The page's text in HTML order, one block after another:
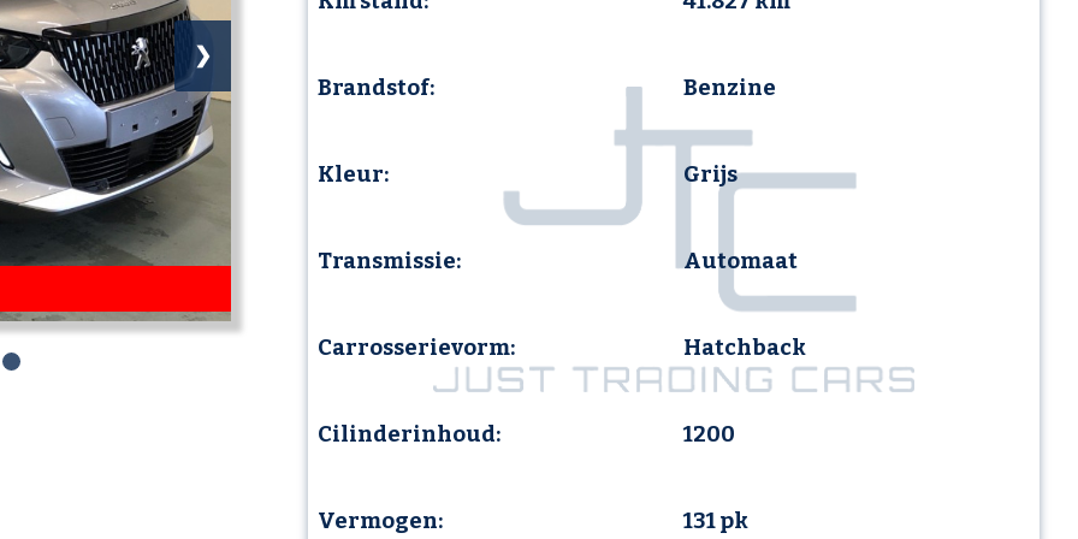
❯
Brandstof: Benzine
Kleur: Grijs
Transmissie: Automaat
Carrosserievorm: Hatchback
Cilinderinhoud: 1200
Vermogen: 131 pk